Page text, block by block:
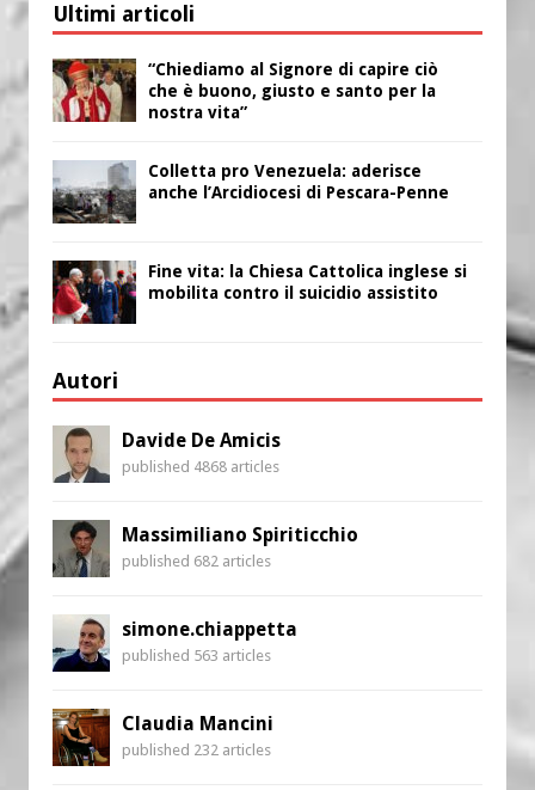
Ultimi articoli
“Chiediamo al Signore di capire ciò
che è buono, giusto e santo per la
nostra vita”
Colletta pro Venezuela: aderisce
anche l’Arcidiocesi di Pescara-Penne
Fine vita: la Chiesa Cattolica inglese si
mobilita contro il suicidio assistito
Autori
Davide De Amicis
published 4868 articles
Massimiliano Spiriticchio
published 682 articles
simone.chiappetta
published 563 articles
Claudia Mancini
published 232 articles